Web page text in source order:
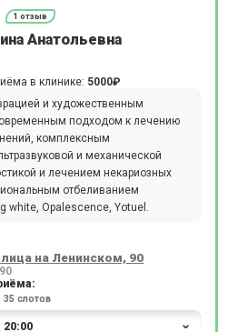
1 отзыв
Анатольевна
в клинике: 5000₽
и художественным
подходом к лечению
комплексным
и механической
и лечением некариозных
отбеливанием
white, Opalescence, Yotuel.
на Ленинском, 90
35 слотов